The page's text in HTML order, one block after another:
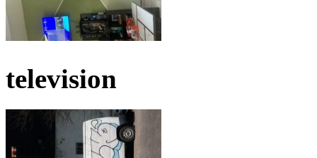
television